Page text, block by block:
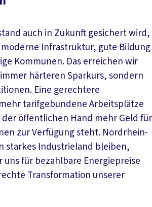
auch in Zukunft gesichert wird,
Infrastruktur, gute Bildung
Kommunen. Das erreichen wir
härteren Sparkurs, sondern
Eine gerechtere
tarifgebundene Arbeitsplätze
der öffentlichen Hand mehr Geld für
zur Verfügung steht. Nordrhein-
starkes Industrieland bleiben,
uns für bezahlbare Energiepreise
Transformation unserer